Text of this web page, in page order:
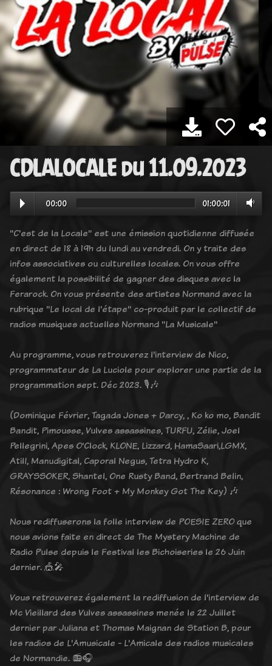
CDLALOCALE du 11.09.2023
00:00 01:00:01
"C'est de la Locale" est une émission quotidienne diffusée
en direct de 18 à 19h du lundi au vendredi. On y traite des
infos associatives ou culturelles locales. On vous offre
également la possibilité de gagner des disques avec la
Ferarock. On vous présente des artistes Normand avec la
rubrique "Le local de l'étape" co-produit par le collectif de
radios musiques actuelles Normand "La Musicale"
Au programme, vous retrouverez l'interview de Nico,
programmateur de La Luciole pour explorer une partie de la
programmation sept. Déc 2023. 🎙️🎶
(Dominique Février, Tagada Jones + Darcy, , Ko ko mo, Bandit
Bandit, Pimousse, Vulves assassines, TURFU, Zélie, Joel
Pellegrini, Apes O'Clock, KLONE, Lizzard, HamaSaari,LGMX,
AtilI, Manudigital, Caporal Negus, Tetra Hydro K,
GRAYSSOKER, Shantel, One Rusty Band, Bertrand Belin,
Résonance : Wrong Foot + My Monkey Got The Key) 🎶
Nous rediffuserons la folle interview de POESIE ZERO que
nous avions faite en direct de The Mystery Machine de
Radio Pulse depuis le Festival les Bichoiseries le 26 Juin
dernier. 🎪🎤
Vous retrouverez également la rediffusion de l'interview de
Mc Vieillard des Vulves assassines menée le 22 Juillet
dernier par Juliana et Thomas Maignan de Station B, pour
les radios de L'Amusicale - L'Amicale des radios musicales
de Normandie. 📻🎧